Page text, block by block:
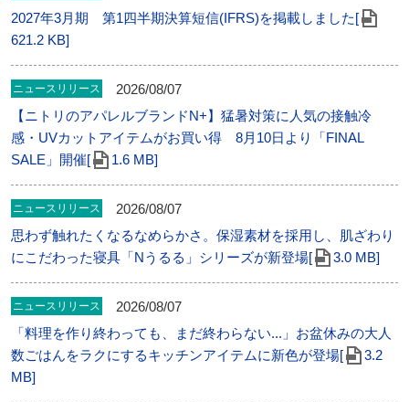
2027年3月期 第1四半期決算短信(IFRS)を掲載しました[
621.2 KB]
ニュースリリース
2026/08/07
【ニトリのアパレルブランドN+】猛暑対策に人気の接触冷
感・UVカットアイテムがお買い得 8月10日より「FINAL
SALE」開催[
1.6 MB]
ニュースリリース
2026/08/07
思わず触れたくなるなめらかさ。保湿素材を採用し、肌ざわり
にこだわった寝具「Nうるる」シリーズが新登場[
3.0 MB]
ニュースリリース
2026/08/07
「料理を作り終わっても、まだ終わらない...」お盆休みの大人
数ごはんをラクにするキッチンアイテムに新色が登場[
3.2
MB]